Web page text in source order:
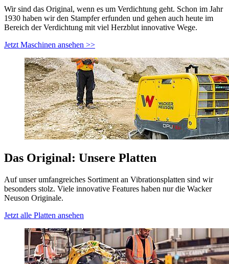
Wir sind das Original, wenn es um Verdichtung geht. Schon im Jahr
1930 haben wir den Stampfer erfunden und gehen auch heute im
Bereich der Verdichtung mit viel Herzblut innovative Wege.
Jetzt Maschinen ansehen >>
Das Original: Unsere Platten
Auf unser umfangreiches Sortiment an Vibrationsplatten sind wir
besonders stolz. Viele innovative Features haben nur die Wacker
Neuson Originale.
Jetzt alle Platten ansehen